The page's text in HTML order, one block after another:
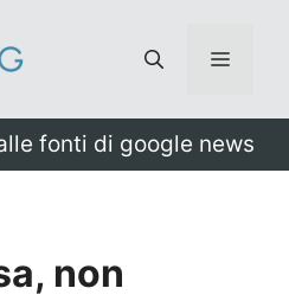
Menu
fonti di google news
non